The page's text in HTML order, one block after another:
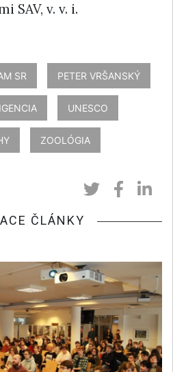
SAV, v. v. i.
SR PETER VRŠANSKÝ
UNESCO
ZOOLÓGIA
ČLÁNKY